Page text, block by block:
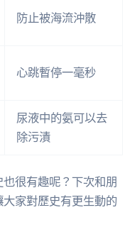
防止被海流沖散
心跳暫停一毫秒
尿液中的氨可以去
除污漬
很有趣呢？下次和朋
家對歷史有更生動的